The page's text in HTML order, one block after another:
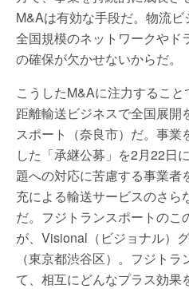
M&Aは有効な手段だ。物流ビ
全国規模のネットワークやド
の確保が欠かせないからだ。
こうしたM&Aに注力するこ
距離輸送ビジネスで全国展開
スポート（奈良市）だ。事業
した「承継公募」を2月22日
題への対応に苦慮する事業者
充による輸送サービスのさら
だ。フジトランスポートのこ
が、Visional（ビジョナル）
（東京都渋谷区）。フジト
て、相互にどんなプラス効果